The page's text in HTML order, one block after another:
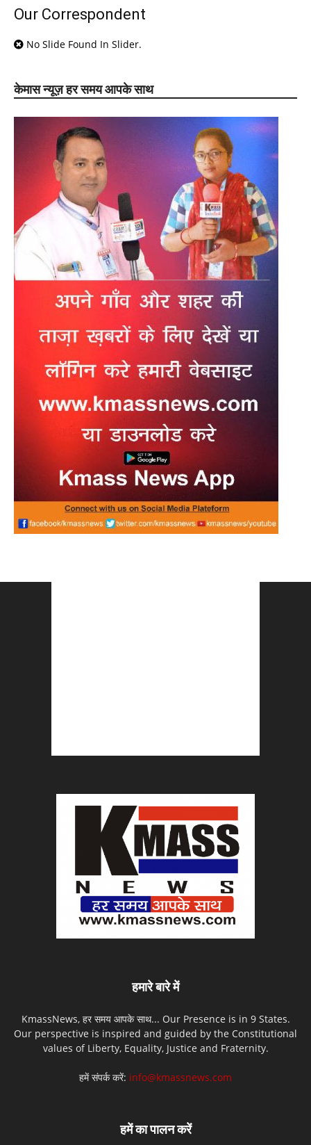
Our Correspondent
No Slide Found In Slider.
केमास न्यूज़ हर समय आपके साथ
हमारे बारे में
KmassNews, हर समय आपके साथ... Our Presence is in 9 States.
Our perspective is inspired and guided by the Constitutional
values of Liberty, Equality, Justice and Fraternity.
हमें संपर्क करें: info@kmassnews.com
हमें का पालन करें